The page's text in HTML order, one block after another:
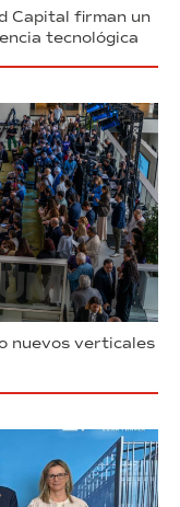
Capital firman un
tecnológica
nuevos verticales